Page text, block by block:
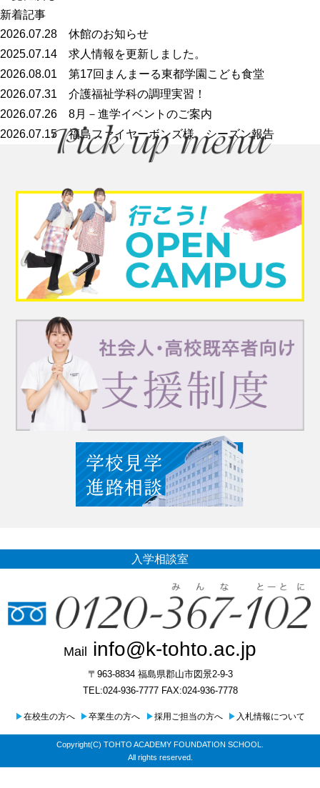
新着記事
2026.07.28 休館のお知らせ
2025.07.14 求人情報を更新しました。
2026.08.01 第17回まんまーる東都学園こども食堂
2026.07.31 介護福祉学科の調理実習！
2026.07.26 8月－進学イベントのご案内
2026.07.15福島ファイヤーボンズ様 シーズン報告
入学相談室
Mail info@k-tohto.ac.jp
〒963-8834 福島県郡山市図景2-9-3
TEL:024-936-7777 FAX:024-936-7778
▶在校生の方へ ▶卒業生の方へ ▶採用ご担当の方へ ▶ 入札情報について
Copyright(C) TOHTO ACADEMY FOUNDATION SCHOOL.
All rights reserved.